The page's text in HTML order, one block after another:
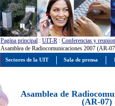
Pagína principal : UIT-R : Conferencias y
Asamblea de Radiocomunicaciones 2007 (AR-
Asamblea de
(AR-07)
Sectores de la UIT Sala de prensa